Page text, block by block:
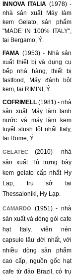
INNOVA ITALIA (1978) -
nhà sản xuất Máy làm
kem Gelato, sản phẩm
"MADE IN 100% ITALY",
tại Bergamo, Ý.
FAMA (1953) - Nhà sản
xuất thiết bị và dụng cụ
bếp nhà hàng, thiết bị
fastfood, Máy đánh bột
kem, tại RIMINI, Ý.
COFRIMELL (1981) - nhà
sản xuất Máy làm lạnh
nước và máy làm kem
tuyết slush tốt nhất Italy,
tại Rome, Ý.
GELATEC (2010)- nhà
sản xuất Tủ trưng bày
kem gelato cấp nhất Hy
Lạp, trụ sở tại
Thessaloniki, Hy Lạp.
CAMARDO
(1951) - nhà
sản xuất và đóng gói cafe
hạt Italy, viên nén
capsule lâu đời nhất, với
nhiều dòng sản phẩm
cao cấp, nguồn gốc hạt
cafe từ đảo Brazil, có trụ